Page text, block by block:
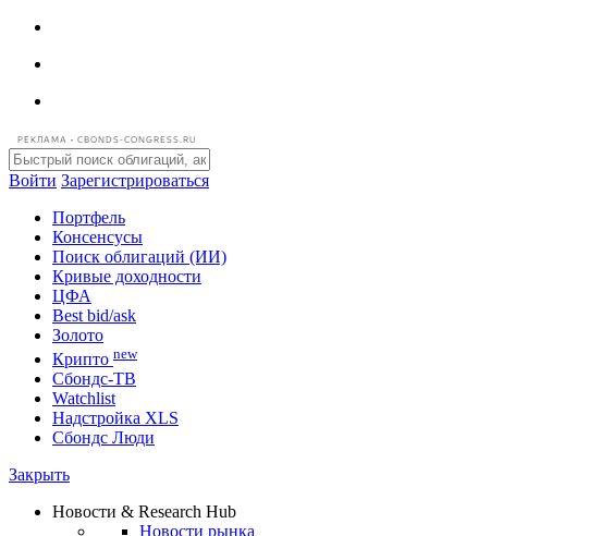
РЕКЛАМА • CBONDS-CONGRESS.RU
Войти Зарегистрироваться
Портфель
Консенсусы
Поиск облигаций (ИИ)
Кривые доходности
ЦФА
Best bid/ask
Золото
Крипто new
Сбондс-ТВ
Watchlist
Надстройка XLS
Сбондс Люди
Закрыть
Новости & Research Hub
Новости рынка